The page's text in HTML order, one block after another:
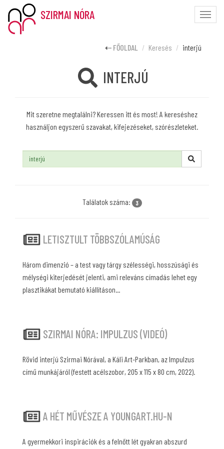
Toggle
SZIRMAI NÓRA
FŐOLDAL Keresés interjú
INTERJÚ
Mit szeretne megtalálni? Keressen itt és most! A kereséshez
használjon egyszerű szavakat, kifejezéseket, szórészleteket.
Találatok száma: 3
LETISZTULT TÖBBSZÓLAMÚSÁG
Három dimenzió – a test vagy tárgy szélességi, hosszúsági és
mélységi kiterjedését jelenti, ami releváns címadás lehet egy
plasztikákat bemutató kiállításon...
SZIRMAI NÓRA: IMPULZUS (VIDEÓ)
Rövid interjú Szirmai Nórával, a Káli Art-Parkban, az Impulzus
című munkájáról (festett acélszobor, 205 x 115 x 80 cm, 2022).
A HÉT MŰVÉSZE A YOUNGART.HU-N
A gyermekkori inspirációk és a felnőtt lét gyakran abszurd